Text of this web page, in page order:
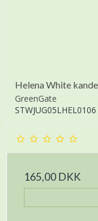
Helena White
GreenGate
STWJUG05LHEL0106
165,00 DKK